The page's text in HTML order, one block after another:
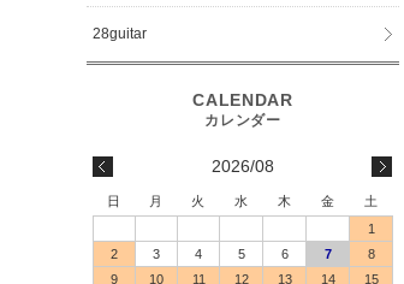
28guitar
2026/08
日 月 火 水 木 金
土
1
2
3 4 5 6 7
8
9
10 11 12 13 14
15